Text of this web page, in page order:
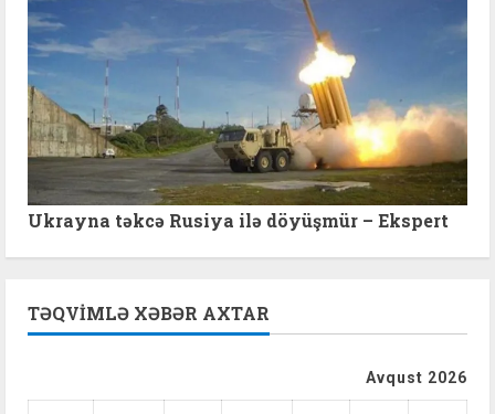
Ukrayna təkcə Rusiya ilə döyüşmür – Ekspert
TƏQVIMLƏ XƏBƏR AXTAR
Avqust 2026